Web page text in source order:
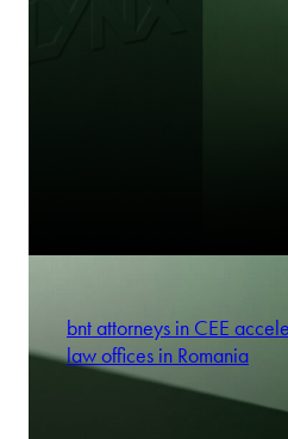
bnt attorneys in CEE
law offices in Romania